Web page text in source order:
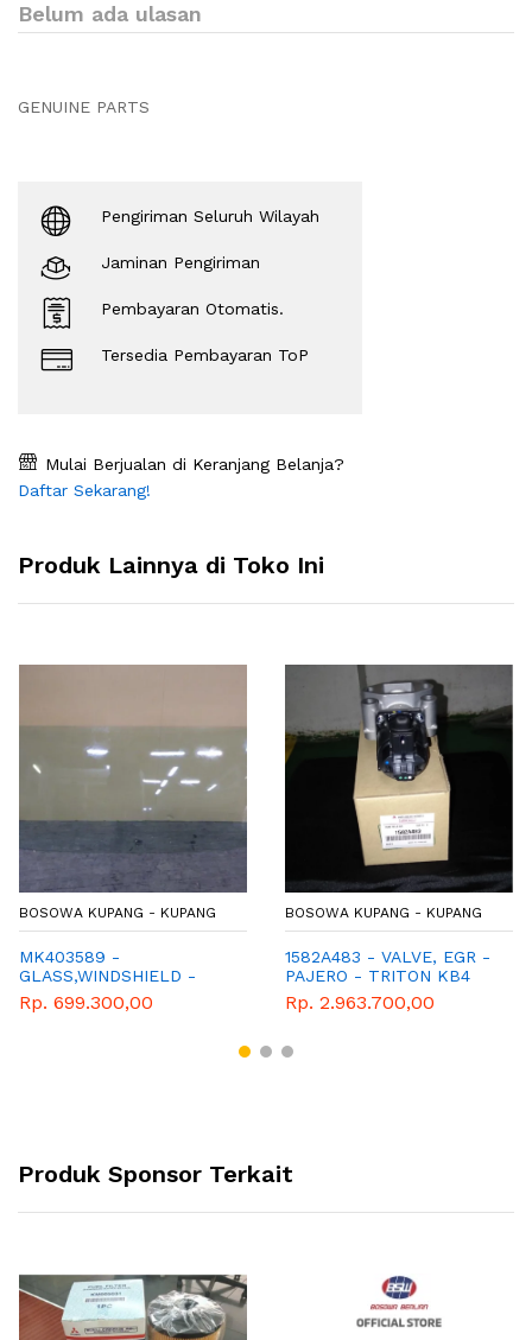
Belum ada ulasan
GENUINE PARTS
Pengiriman Seluruh Wilayah
Jaminan Pengiriman
Pembayaran Otomatis.
Tersedia Pembayaran ToP
Mulai Berjualan di Keranjang Belanja?
Daftar Sekarang!
Produk Lainnya di Toko Ini
BOSOWA KUPANG - KUPANG
MK403589 -
GLASS,WINDSHIELD -
KACA DEPAN -
MITSUBISHI - TYPE COLT
Rp. 699.300,00
BOSOWA KUPANG - KUPANG
1582A483 - VALVE, EGR -
PAJERO - TRITON KB4
Rp. 2.963.700,00
Produk Sponsor Terkait